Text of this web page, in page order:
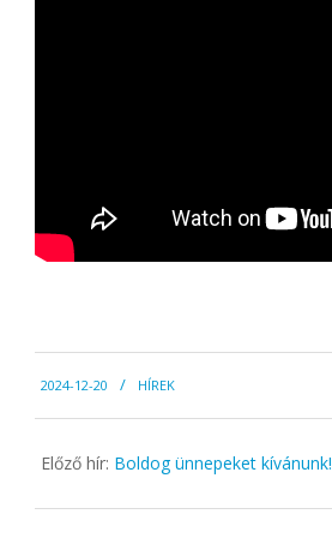
12-
20
2024-12-20 HÍREK
Előző hír: Boldog ünnepeket kívánunk!